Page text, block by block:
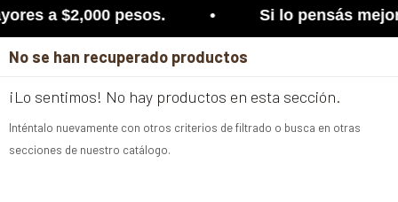
a $2,000 pesos. • Si lo pensás mejor,
No se han recuperado productos
¡Lo sentimos! No hay productos en esta sección.
Inténtalo nuevamente con otros criterios de filtrado o busca en otras
secciones de nuestro catálogo.